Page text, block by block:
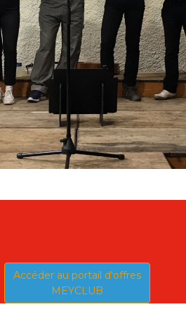
Accéder au portail d'offres
MEYCLUB